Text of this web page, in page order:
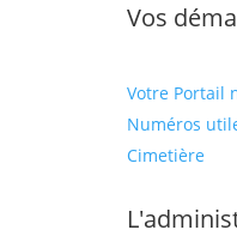
Vos
Votre Portail
Numéros
Cimetière